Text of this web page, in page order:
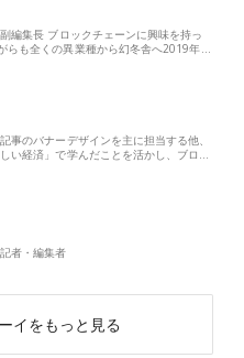
編集長 ブロックチェーンに興味を持っ
らも全くの異業種から幻冬舎へ2019年…
事のバナーデザインを主に担当する他、
い経済」で学んだことを活かし、ブロ…
者・編集者
イをもっと見る